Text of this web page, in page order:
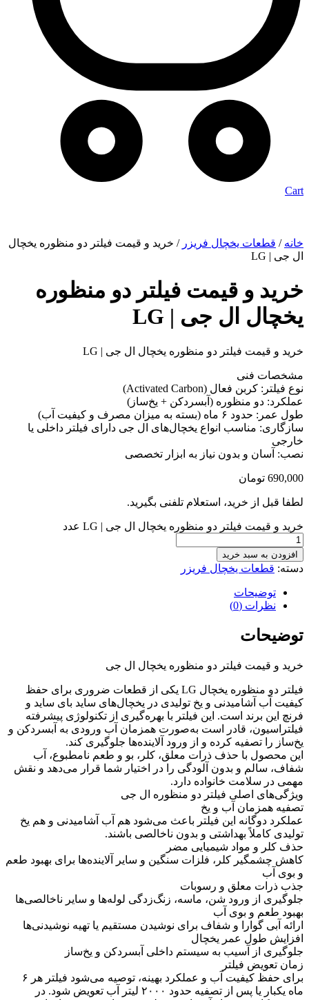
Cart
خانه / قطعات یخچال فریزر / خرید و قیمت فیلتر دو منظوره یخچال
ال جی | LG
خرید و قیمت فیلتر دو منظوره
یخچال ال جی | LG
خرید و قیمت فیلتر دو منظوره یخچال ال جی | LG
مشخصات فنی
نوع فیلتر: کربن فعال (Activated Carbon)
عملکرد: دو منظوره (آبسردکن + یخ‌ساز)
طول عمر: حدود ۶ ماه (بسته به میزان مصرف و کیفیت آب)
سازگاری: مناسب انواع یخچال‌های ال جی دارای فیلتر داخلی یا
خارجی
نصب: آسان و بدون نیاز به ابزار تخصصی
690,000 تومان
لطفا قبل از خرید، استعلام تلفنی بگیرید.
خرید و قیمت فیلتر دو منظوره یخچال ال جی | LG عدد
افزودن به سبد خرید
دسته: قطعات یخچال فریزر
توضیحات
نظرات (0)
توضیحات
خرید و قیمت فیلتر دو منظوره یخچال ال جی
فیلتر دو منظوره یخچال LG یکی از قطعات ضروری برای حفظ
کیفیت آب آشامیدنی و یخ تولیدی در یخچال‌های ساید بای ساید و
فرنچ این برند است. این فیلتر با بهره‌گیری از تکنولوژی پیشرفته
فیلتراسیون، قادر است به‌صورت همزمان آب ورودی به آبسردکن و
یخ‌ساز را تصفیه کرده و از ورود آلاینده‌ها جلوگیری کند.
این محصول با حذف ذرات معلق، کلر، بو و طعم نامطبوع، آب
شفاف، سالم و بدون آلودگی را در اختیار شما قرار می‌دهد و نقش
مهمی در سلامت خانواده دارد.
ویژگی‌های اصلی فیلتر دو منظوره ال جی
تصفیه همزمان آب و یخ
عملکرد دوگانه این فیلتر باعث می‌شود هم آب آشامیدنی و هم یخ
تولیدی کاملاً بهداشتی و بدون ناخالصی باشند.
حذف کلر و مواد شیمیایی مضر
کاهش چشمگیر کلر، فلزات سنگین و سایر آلاینده‌ها برای بهبود طعم
و بوی آب
جذب ذرات معلق و رسوبات
جلوگیری از ورود شن، ماسه، زنگ‌زدگی لوله‌ها و سایر ناخالصی‌ها
بهبود طعم و بوی آب
ارائه آبی گوارا و شفاف برای نوشیدن مستقیم یا تهیه نوشیدنی‌ها
افزایش طول عمر یخچال
جلوگیری از آسیب به سیستم داخلی آبسردکن و یخ‌ساز
زمان تعویض فیلتر
برای حفظ کیفیت آب و عملکرد بهینه، توصیه می‌شود فیلتر هر ۶
ماه یکبار یا پس از تصفیه حدود ۲۰۰۰ لیتر آب تعویض شود. در